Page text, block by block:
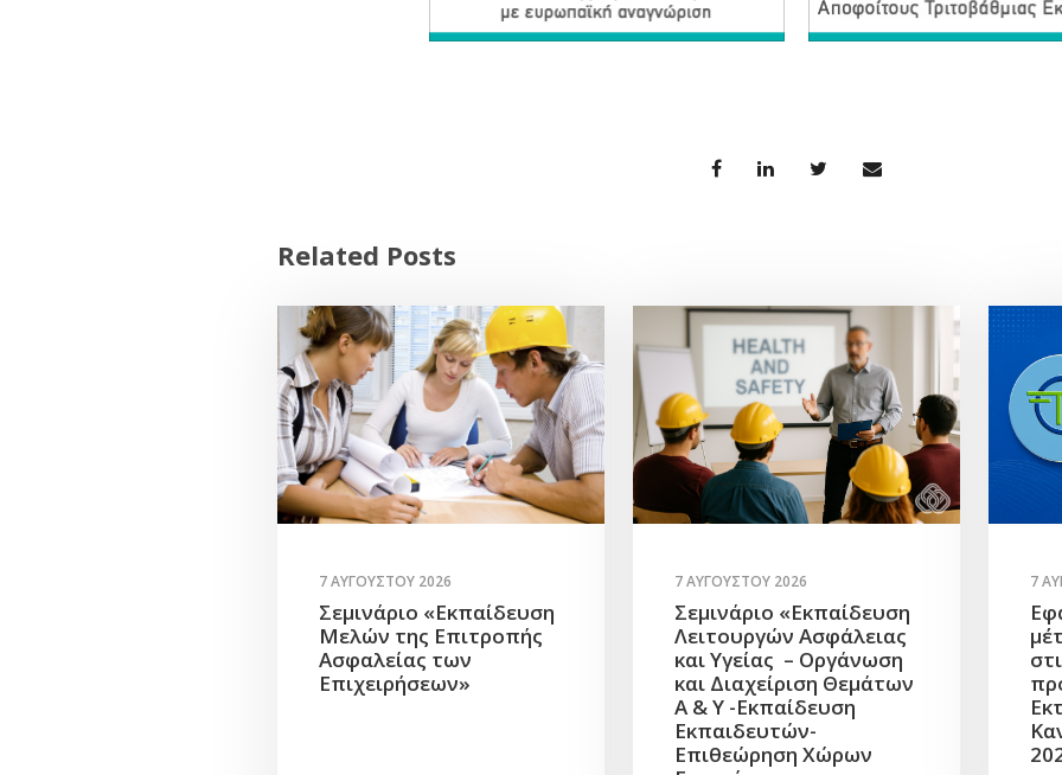
Related Posts
7 ΑΥΓΟΎΣΤΟΥ 2026
Σεμινάριο «Εκπαίδευση
Μελών της Επιτροπής
Ασφαλείας των
Επιχειρήσεων»
7 ΑΥΓΟΎΣΤΟΥ 2026
Σεμινάριο «Εκπαίδευση
Λειτουργών Ασφάλειας
και Υγείας – Οργάνωση
και Διαχείριση Θεμάτων
Α & Υ -Εκπαίδευση
Εκπαιδευτών-
Επιθεώρηση Χώρων
7